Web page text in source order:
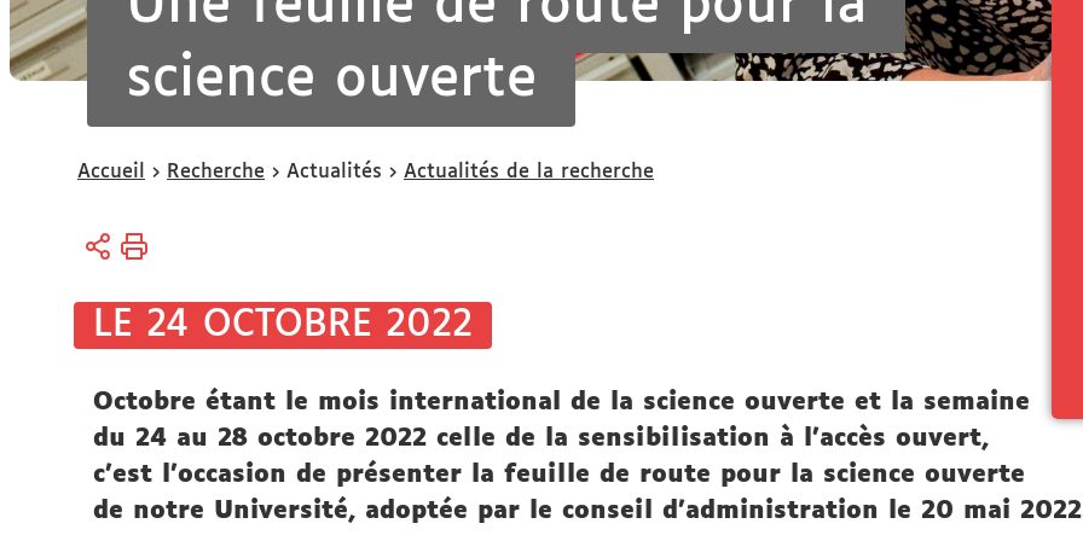
science ouverte
Vous
ici :
Accueil Recherche Actualités Actualités de la recherche
LE 24 OCTOBRE 2022
Octobre étant le mois international de la science ouverte et la semaine
du 24 au 28 octobre 2022 celle de la sensibilisation à l'accès ouvert,
c'est l'occasion de présenter la feuille de route pour la science ouverte
de notre Université, adoptée par le conseil d'administration le 20 mai